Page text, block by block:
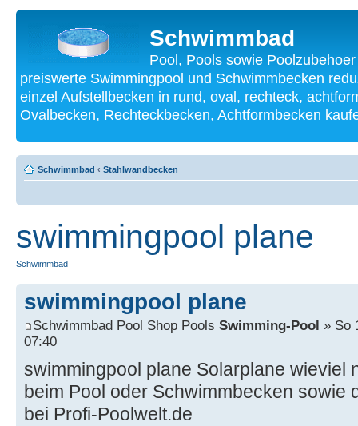
Schwimmbad
Pool, Pools sowie
preiswerte Swimmingpool und Schwimmbecken
einzel Aufstellbecken in rund, oval, rechteck,
Ovalbecken, Rechteckbecken, Achtformbecken
Schwimmbad ‹ Stahlwandbecken
swimmingpool plane
Schwimmbad
swimmingpool plane
Schwimmbad Pool Shop Pools Swimming-Pool » So
07:40
swimmingpool plane Solarplane wieviel
beim Pool oder Schwimmbecken sowie
bei Profi-Poolwelt.de